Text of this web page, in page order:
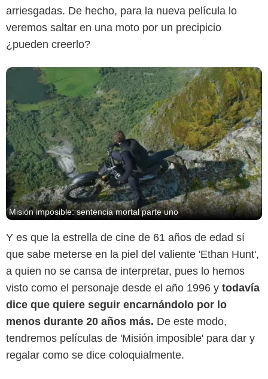
arriesgadas. De hecho, para la nueva película lo
veremos saltar en una moto por un precipicio
¿pueden creerlo?
Misión imposible: sentencia mortal parte uno
Y es que la estrella de cine de 61 años de edad sí
que sabe meterse en la piel del valiente 'Ethan Hunt',
a quien no se cansa de interpretar, pues lo hemos
visto como el personaje desde el año 1996 y todavía
dice que quiere seguir encarnándolo por lo
menos durante 20 años más. De este modo,
tendremos películas de 'Misión imposible' para dar y
regalar como se dice coloquialmente.